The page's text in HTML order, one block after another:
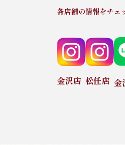
各店舗の情報をチェ
金沢店 松任店 金